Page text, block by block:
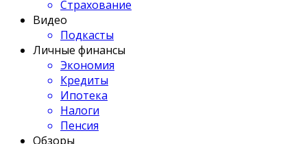
Страхование
Видео
Подкасты
Личные финансы
Экономия
Кредиты
Ипотека
Налоги
Пенсия
Обзоры